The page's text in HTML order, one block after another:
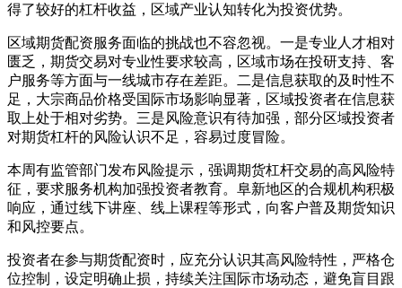
得了较好的杠杆收益，区域产业认知转化为投资优势。
区域期货配资服务面临的挑战也不容忽视。一是专业人才相对
匮乏，期货交易对专业性要求较高，区域市场在投研支持、客
户服务等方面与一线城市存在差距。二是信息获取的及时性不
足，大宗商品价格受国际市场影响显著，区域投资者在信息获
取上处于相对劣势。三是风险意识有待加强，部分区域投资者
对期货杠杆的风险认识不足，容易过度冒险。
本周有监管部门发布风险提示，强调期货杠杆交易的高风险特
征，要求服务机构加强投资者教育。阜新地区的合规机构积极
响应，通过线下讲座、线上课程等形式，向客户普及期货知识
和风控要点。
投资者在参与期货配资时，应充分认识其高风险特性，严格仓
位控制，设定明确止损，持续关注国际市场动态，避免盲目跟